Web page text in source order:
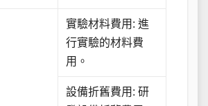
實驗材料費用: 進
行實驗的材料費
用。
設備折舊費用: 研